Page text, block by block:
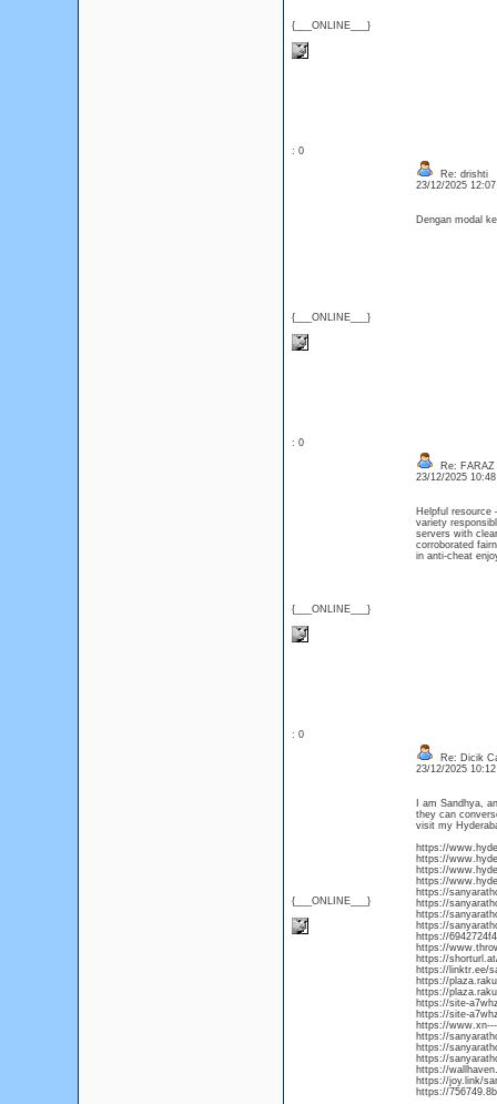
{___ONLINE___}
: 0
{___ONLINE___}
Re: drishti
23/12/2025
Dengan modal
: 0
{___ONLINE___}
Re: FARAZ
23/12/2025
Helpful resource
variety
servers with
corroborated
in anti-cheat
: 0
{___ONLINE___}
Re: Dicik
23/12/2025
I am Sandhya,
they can
visit my
https://
https://
https://
https://
https://
https://
https://
https://
https://
https://
https://
https://linktr.ee/
https://
https://
https://site-
https://site-
https://
https://
https://
https://
https://
https://joy.link/
https://